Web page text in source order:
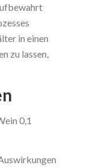
in einen
zu lassen,
0,1